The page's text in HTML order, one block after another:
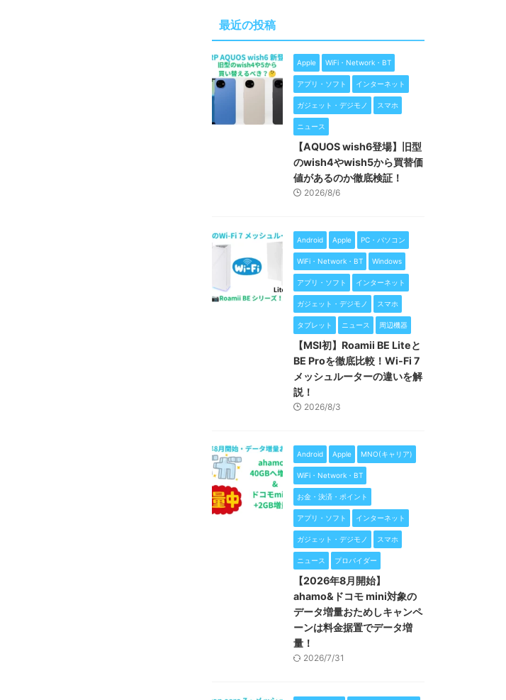
最近の投稿
Apple WiFi・Network・BT
アプリ・ソフト インターネット
ガジェット・デジモノ スマホ
ニュース
【AQUOS wish6登場】旧型
のwish4やwish5から買替価
値があるのか徹底検証！
2026/8/6
Android Apple PC・パソコン
WiFi・Network・BT Windows
アプリ・ソフト インターネット
ガジェット・デジモノ スマホ
タブレット ニュース 周辺機器
【MSI初】Roamii BE Liteと
BE Proを徹底比較！Wi-Fi 7
メッシュルーターの違いを解
説！
2026/8/3
Android Apple MNO(キャリア)
WiFi・Network・BT
お金・決済・ポイント
アプリ・ソフト インターネット
ガジェット・デジモノ スマホ
ニュース プロバイダー
【2026年8月開始】
ahamo&ドコモ mini対象の
データ増量おためしキャンペ
ーンは料金据置でデータ増
量！
2026/7/31